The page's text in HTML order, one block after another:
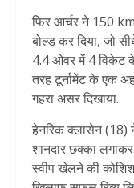
फिर आर्चर ने 150
बोल्ड कर दिया, जो
4.4 ओवर में 4 विकेट
तरह टूर्नामेंट के एक
गहरा असर दिखाया.
हेनरिक क्लासेन (18)
शानदार छक्का
स्वीप खेलने की